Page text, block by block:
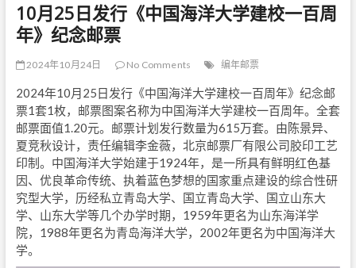
10月25日发行《中国海洋大学建校一百周
年》纪念邮票
2024年10月24日 No Comments 编年邮票
2024年10月25日发行《中国海洋大学建校一百周年》纪念邮
票1套1枚，邮票图案名称为中国海洋大学建校一百周年。全套
邮票面值1.20元。邮票计划发行数量为615万套。由陈景异、
夏竞秋设计，责任编辑李金薇，北京邮票厂有限公司胶印工艺
印制。中国海洋大学始建于1924年，是一所具有鲜明红色基
因、优良革命传统、执着蓝色梦想的国家重点建设的综合性研
究型大学，历经私立青岛大学、国立青岛大学、国立山东大
学、山东大学等几个办学时期，1959年更名为山东海洋学
院，1988年更名为青岛海洋大学，2002年更名为中国海洋大
学。